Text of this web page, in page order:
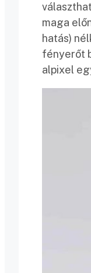
maga
hatás)
fényerőt
alpixel